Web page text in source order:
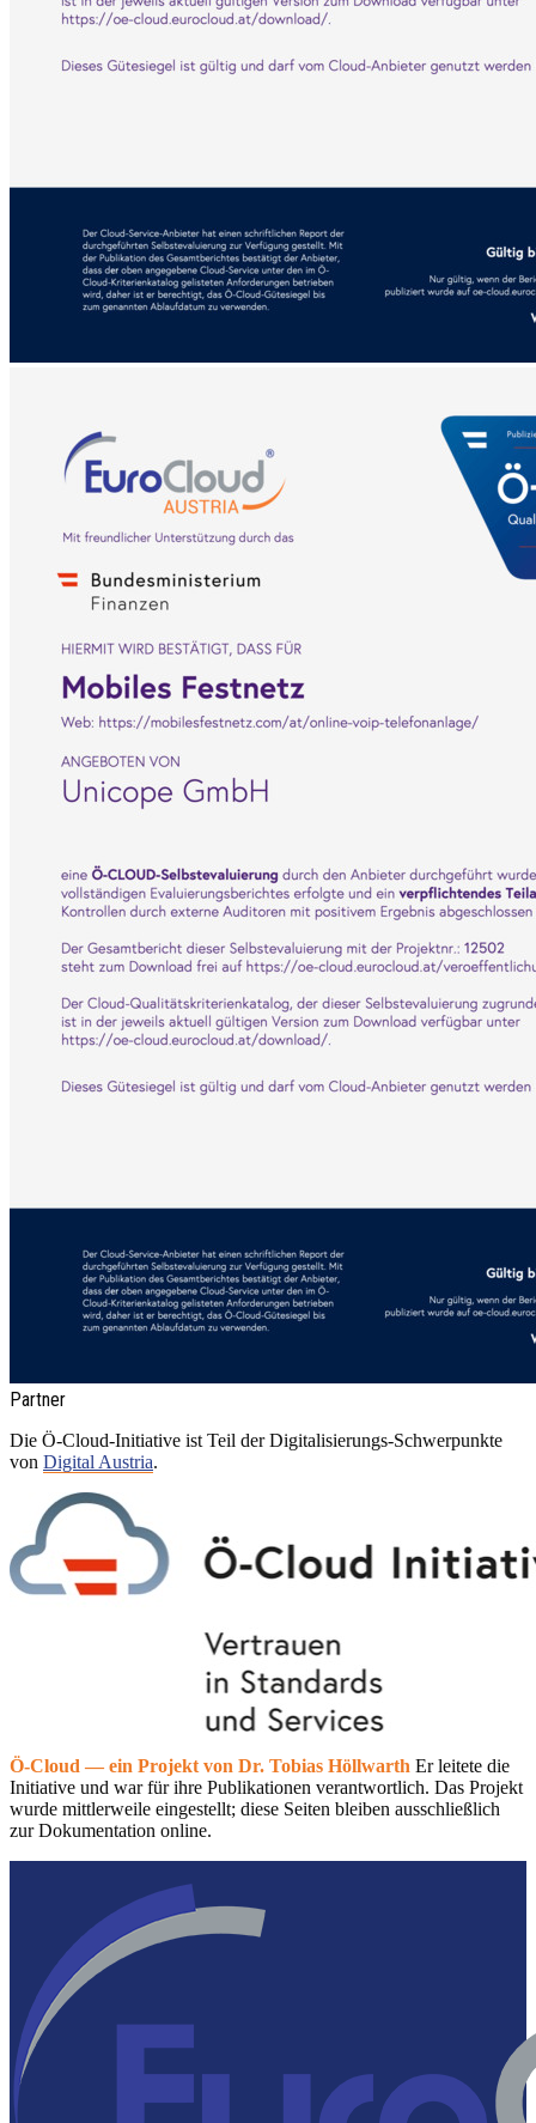
Partner
Die Ö-Cloud-Initiative ist Teil der Digitalisierungs-Schwerpunkte
von Digital Austria.
Ö-Cloud — ein Projekt von Dr. Tobias Höllwarth Er leitete die
Initiative und war für ihre Publikationen verantwortlich. Das Projekt
wurde mittlerweile eingestellt; diese Seiten bleiben ausschließlich
zur Dokumentation online.